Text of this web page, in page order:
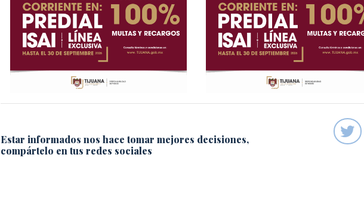
Estar informados nos hace tomar mejores decisiones,
compártelo en tus redes sociales